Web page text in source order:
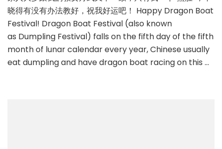
晓得有没有办法教好，祝我好运吧！ Happy Dragon Boat
Festival! Dragon Boat Festival (also known
as Dumpling Festival) falls on the fifth day of the fifth
month of lunar calendar every year, Chinese usually
eat dumpling and have dragon boat racing on this …